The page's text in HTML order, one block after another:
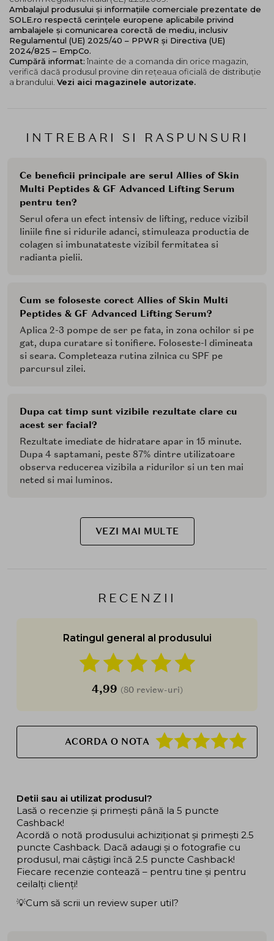
INTREBARI SI RASPUNSURI
Ce beneficii principale are serul Allies of Skin
Multi Peptides & GF Advanced Lifting Serum
pentru ten?
Serul ofera un efect intensiv de lifting, reduce vizibil
liniile fine si ridurile adanci, stimuleaza productia de
colagen si imbunatateste vizibil fermitatea si
radianta pielii.
Cum se foloseste corect Allies of Skin Multi
Peptides & GF Advanced Lifting Serum?
Aplica 2-3 pompe de ser pe fata, in zona ochilor si pe
gat, dupa curatare si tonifiere. Foloseste-l dimineata
si seara. Completeaza rutina zilnica cu SPF pe
parcursul zilei.
Dupa cat timp sunt vizibile rezultate clare cu
acest ser facial?
Rezultate imediate de hidratare apar in 15 minute.
Dupa 4 saptamani, peste 87% dintre utilizatoare
observa reducerea vizibila a ridurilor si un ten mai
neted si mai luminos.
VEZI MAI MULTE
Mod de utilizare:
Pentru a incorpora acest ser in rutina de ingrijire a
pielii, aplicati 2-3 pompe pe fata, in zona ochilor si pe
gat, dupa etapele de curatare si tonifiere. Poate fi
folosit atat dimineata, cat si seara. Nu uitati sa aplicati
SPF in timpul zilei pentru o protectie suplimentara.
Firming Daily Treatment dimineata si cu Molecular
dumneavoastra atunci cand utilizati produse de
ingrijire a pielii inainte si dupa proceduri.
Ambalajul produsului și informațiile comerciale prezentate de
SOLE.ro respectă cerințele europene aplicabile privind
ambalajele și comunicarea corectă de mediu, inclusiv
Regulamentul (UE) 2025/40 – PPWR și Directiva (UE)
2024/825 – EmpCo.
Cumpără informat: înainte de a comanda din orice magazin,
verifică dacă produsul provine din rețeaua oficială de distribuție
a brandului. Vezi aici magazinele autorizate.
RECENZII
Ratingul general al produsului
4,99 (80 review-uri)
ACORDA O NOTA
Detii sau ai utilizat produsul?
Lasă o recenzie și primești până la 5 puncte
Cashback!
Acordă o notă produsului achiziționat și primești 2.5
puncte Cashback. Dacă adaugi și o fotografie cu
produsul, mai câștigi încă 2.5 puncte Cashback!
Fiecare recenzie contează – pentru tine și pentru
ceilalți clienți!
💡Cum să scrii un review super util?